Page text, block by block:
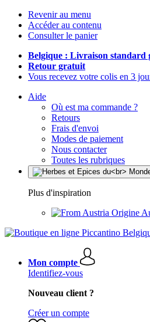
Revenir au menu
Accéder au contenu
Consulter le panier
Belgique : Livraison standard
Retour gratuit
Vous recevez votre colis en 3
Aide
Où est ma commande ?
Retours
Frais d'envoi
Modes de paiement
Nous contacter
Toutes les rubriques
Plus d'inspiration
Origine
Mon compte
Identifiez-vous
Nouveau client ?
Créer un compte